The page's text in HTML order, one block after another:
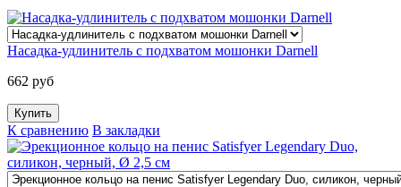
Насадка-удлинитель с подхватом мошонки Darnell
662 руб
К сравнению В закладки